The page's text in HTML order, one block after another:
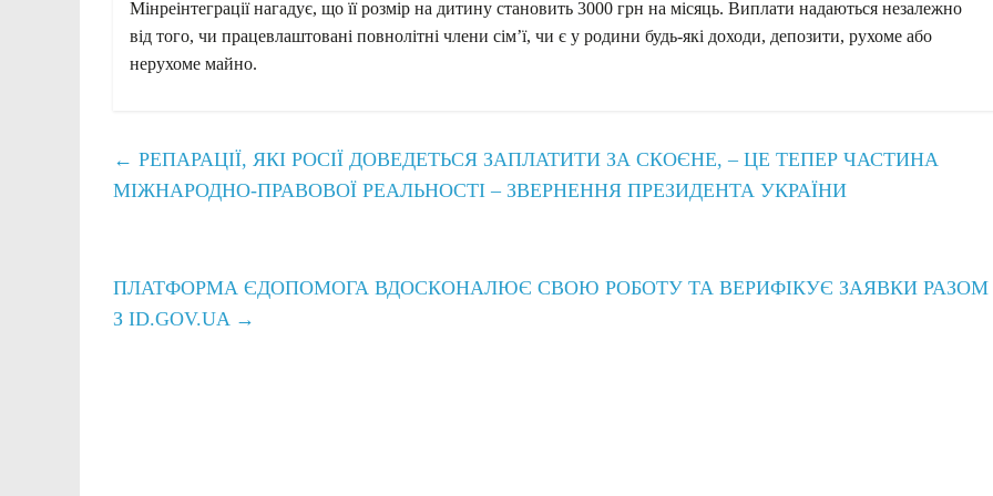
Мінреінтеграції нагадує, що її розмір на дитину становить 3000 грн на місяць. Виплати надаються незалежно
від того, чи працевлаштовані повнолітні члени сім’ї, чи є у родини будь-які доходи, депозити, рухоме або
нерухоме майно.
← РЕПАРАЦІЇ, ЯКІ РОСІЇ ДОВЕДЕТЬСЯ ЗАПЛАТИТИ ЗА СКОЄНЕ, – ЦЕ ТЕПЕР ЧАСТИНА
МІЖНАРОДНО-ПРАВОВОЇ РЕАЛЬНОСТІ – ЗВЕРНЕННЯ ПРЕЗИДЕНТА УКРАЇНИ
ПЛАТФОРМА ЄДОПОМОГА ВДОСКОНАЛЮЄ СВОЮ РОБОТУ ТА ВЕРИФІКУЄ ЗАЯВКИ РАЗОМ
З ID.GOV.UA →